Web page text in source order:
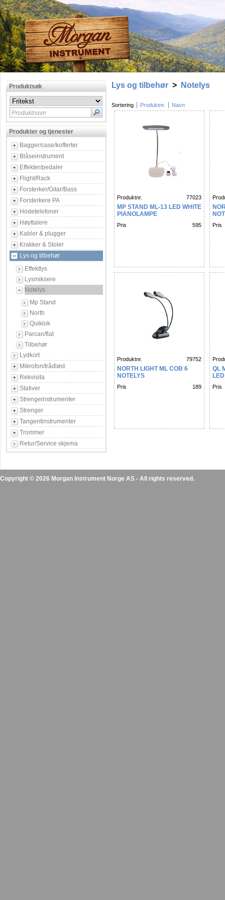
Produktsøk
Produktnavn
Produkter og tjenester
Bagger/case/kofferter
Blåseinstrument
Effekter/pedaler
Flight/Rack
Forsterker/Gitar/Bass
Forsterkere PA
Hodetelefoner
Høyttalere
Kabler & plugger
Krakker & Stoler
Lys og tilbehør
Effektlys
Lysmiksere
Notelys
Mp Stand
North
Quiklok
Parcan/flat
Tilbehør
Lydkort
Mikrofon/trådløst
Rekvisita
Stativer
Strengeinstrumenter
Strenger
Tangentinstrumenter
Trommer
Retur/Service skjema
Lys og tilbehør > Notelys
Sortering Produktnr. Navn
Produktnr. 77023
MP STAND ML-13 LED WHITE
PIANOLAMPE
Pris 595 Pris
Produktnr. 79752
NORTH LIGHT ML COB 6
NOTELYS
Pris 189
QL
LED
Pris
Copyright © 2026 Morgan Instrument Norge AS - All rights reserved.